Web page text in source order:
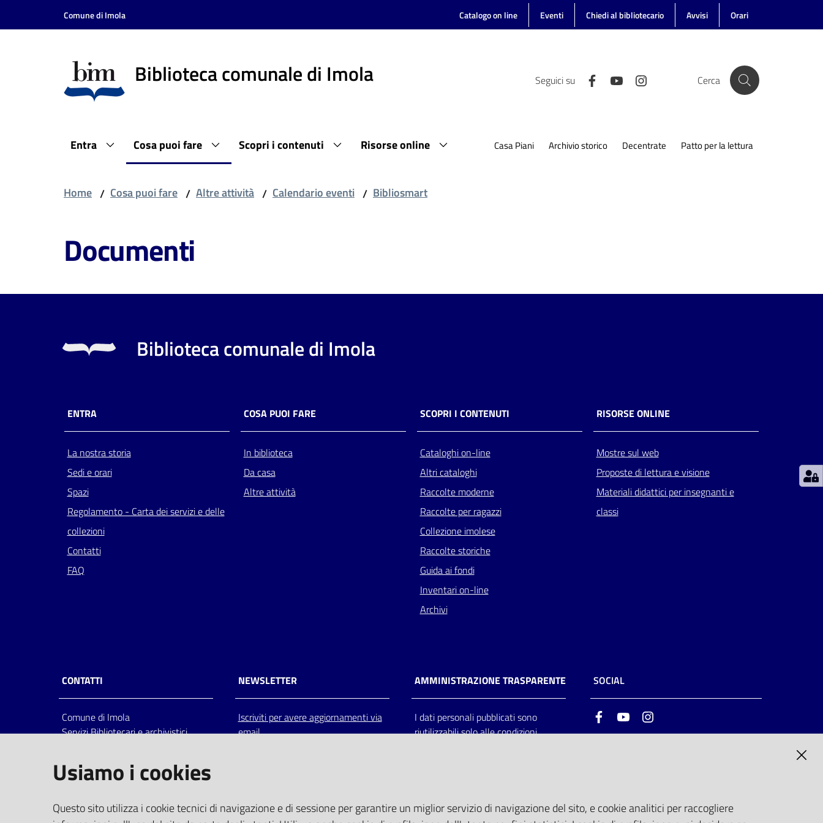
Vai al contenuto
Vai alla navigazione
Comune di Imola Catalogo on line Eventi Chiedi al bibliotecario Avvisi Orari
Biblioteca comunale di Imola Seguici su Cerca
Entra Cosa puoi fare Scopri i contenuti Risorse online Casa Piani Archivio storico Decentrate Patto per la lettura
Home / Cosa puoi fare / Altre attività / Calendario eventi / Bibliosmart
Documenti
Biblioteca comunale di Imola
ENTRA
La nostra storia
Sedi e orari
Spazi
Regolamento - Carta dei servizi e delle
collezioni
Contatti
FAQ
COSA PUOI FARE
In biblioteca
Da casa
Altre attività
SCOPRI I CONTENUTI
Cataloghi on-line
Altri cataloghi
Raccolte moderne
Raccolte per ragazzi
Collezione imolese
Raccolte storiche
Guida ai fondi
Inventari on-line
Archivi
RISORSE ONLINE
Mostre sul web
Proposte di lettura e visione
Materiali didattici per insegnanti e
classi
CONTATTI
Comune di Imola
Servizi Bibliotecari e archivistici
Italia
centralino: tel 0542.6026.36 fax
bim@comune.imola.bo.it
PEC
NEWSLETTER
Iscriviti per avere aggiornamenti via
email
AMMINISTRAZIONE TRASPARENTE
I dati personali pubblicati sono
riutilizzabili solo alle condizioni
SOCIAL
FacebookYoutube
Usiamo i cookies
Questo sito utilizza i cookie tecnici di navigazione e di sessione per garantire un miglior servizio di navigazione del sito, e cookie analitici per raccogliere